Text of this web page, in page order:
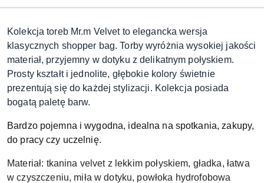
Kolekcja toreb Mr.m Velvet to elegancka wersja
klasycznych shopper bag. Torby wyróżnia wysokiej jakości
materiał, przyjemny w dotyku z delikatnym połyskiem.
Prosty kształt i jednolite, głębokie kolory świetnie
prezentują się do każdej stylizacji. Kolekcja posiada
bogatą paletę barw.
Bardzo pojemna i wygodna, idealna na spotkania, zakupy,
do pracy czy uczelnię.
Materiał: tkanina velvet z lekkim połyskiem, gładka, łatwa
w czyszczeniu, miła w dotyku, powłoka hydrofobowa